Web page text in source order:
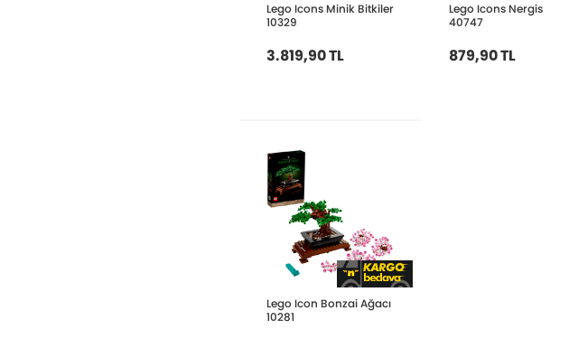
Lego Icons Minik Bitkiler
10329
3.819,90 TL
Lego Icons Nergis
40747
879,90 TL
Lego Icon Bonzai Ağacı
10281